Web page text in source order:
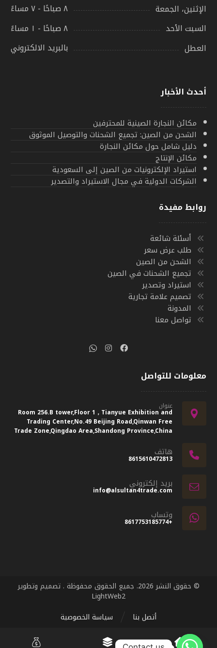
الإثنين، الجمعة
٨ صباحًا - ٧ مساءً
السبت الأحد
٨ صباحًا - ١ مساءً
العطل
بالبريد الالكتروني
أحدث الأخبار
مكائن النجارة الصينية للمحترفين
الشحن من الصين: تجميع الشحنات والتوصيل الموثوق
دليل شامل حول مكائن النجارة
مكائن الإنتاج
استيراد الإلكترونيات من الصين إلى السعودية
الشركات الدولية في مجال الاستيراد والتصدير
روابط مفيدة
أسئلة شائعة
طلب عرض سعر
الشحن من الصين
تجميع الشحنات في الصين
استيراد وتصدير
تصميم علامة تجارية
المدونة
تواصل معنا
معلومات للتواصل
عنوان
Room 256.B tower,Floor 1，Tianyue Exhibition and
Trading Center,No.49 Beijing Road,Qinwan Free
Trade Zone,Qingdao Area,Shandong Province,China
هاتف
8615610472813
بريد إلكتروني
info@alsultan4trade.com
وتساب
+8617753185774
© حقوق النشر 2026. جميع الحقوق محفوظة . تصميم وتطوير
LightWeb2
سياسة الخصوصية
أتصل بنا